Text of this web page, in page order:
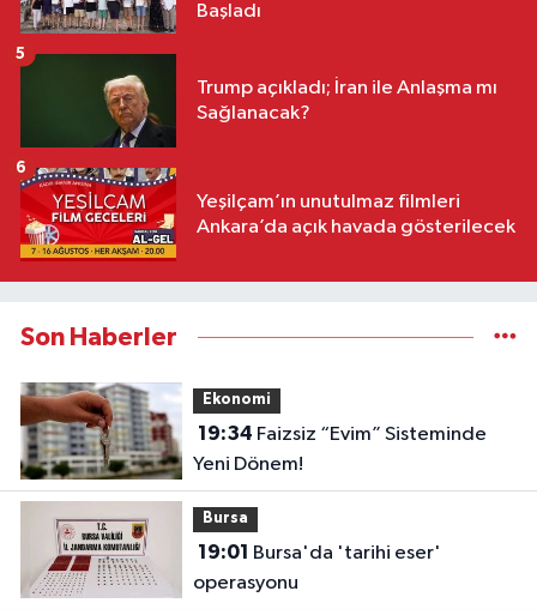
Başladı
Trump açıkladı; İran ile Anlaşma mı
Sağlanacak?
5
Yeşilçam’ın unutulmaz filmleri
Ankara’da açık havada gösterilecek
6
Son Haberler
Ekonomi
19:34
Yeni Dönem!
Bursa
19:01
operasyonu